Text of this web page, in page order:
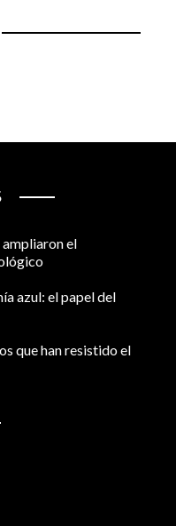
ampliaron el
azul: el papel del
que han resistido el